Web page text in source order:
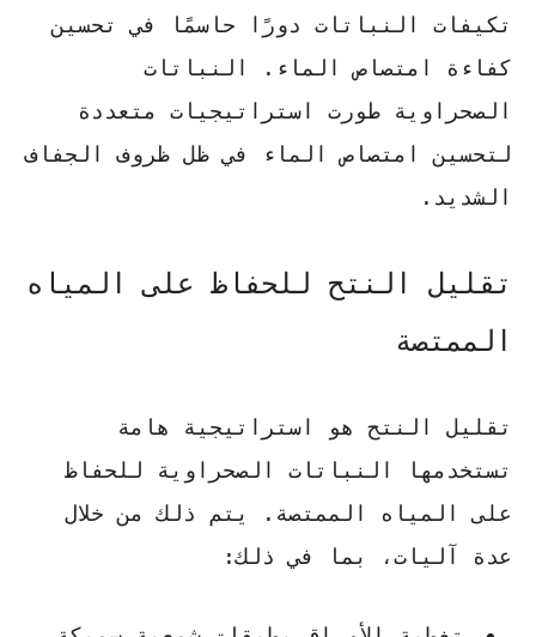
تكيفات النباتات دورًا حاسمًا في تحسين
كفاءة امتصاص الماء. النباتات
الصحراوية طورت استراتيجيات متعددة
لتحسين امتصاص الماء في ظل ظروف الجفاف
الشديد.
تقليل النتح للحفاظ على المياه
الممتصة
تقليل النتح هو استراتيجية هامة
تستخدمها النباتات الصحراوية للحفاظ
على المياه الممتصة. يتم ذلك من خلال
عدة آليات، بما في ذلك: